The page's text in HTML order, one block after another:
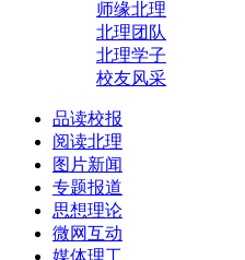
师缘北理
北理团队
北理学子
校友风采
品读校报
阅读北理
图片新闻
专题报道
思想理论
微网互动
媒体理工